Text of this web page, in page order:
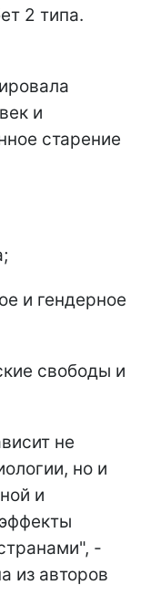
2 типа.
и
старение
и гендерное
свободы и
не
но и
и
-
из авторов